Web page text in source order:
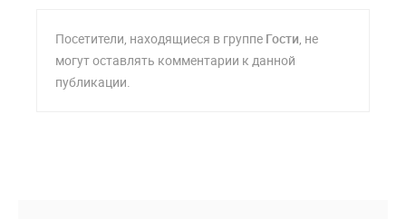
Посетители, находящиеся в группе Гости, не
могут оставлять комментарии к данной
публикации.